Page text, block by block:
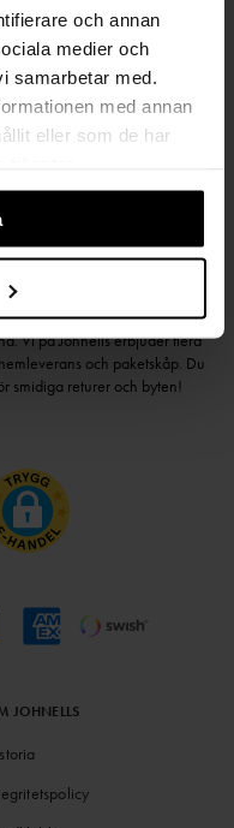
och annan
medier och
samarbetar med.
med annan
eller som de har
Vi på Johnells erbjuder flera
och paketskåp. Du
smidiga returer och byten!
JOHNELLS